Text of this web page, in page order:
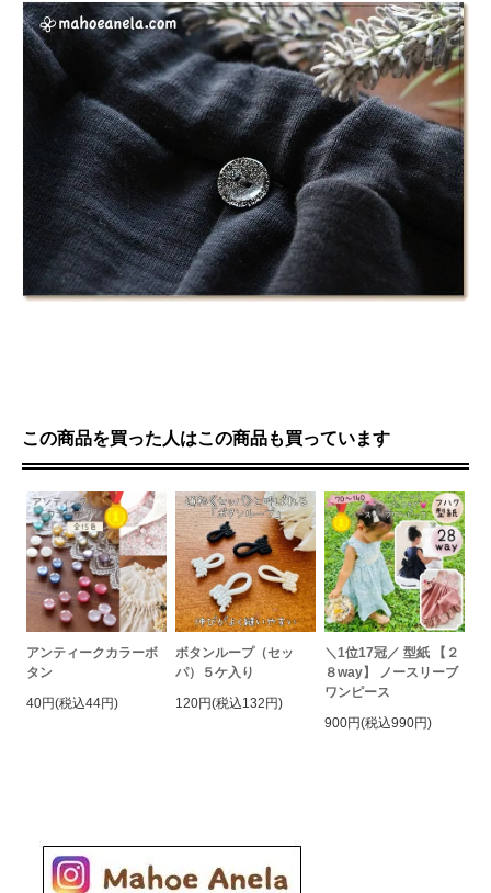
この商品を買った人はこの商品も買っています
アンティークカラーボ
タン
40円(税込44円)
ボタンループ（セッ
パ）５ケ入り
120円(税込132円)
＼1位17冠／ 型紙 【２
８way】 ノースリーブ
ワンピース
900円(税込990円)